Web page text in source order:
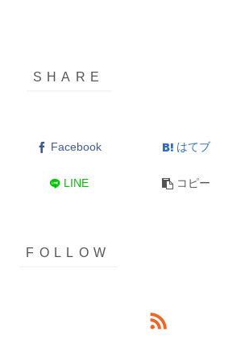
Facebook はてブ
LINE コピー